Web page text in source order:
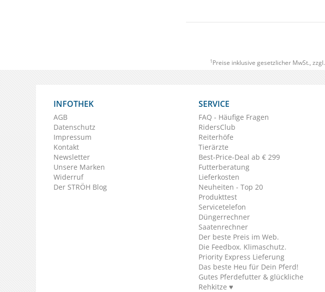
1 Preise inklusive gesetzlicher MwSt., zzgl.
INFOTHEK
AGB
Datenschutz
Impressum
Kontakt
Newsletter
Unsere Marken
Widerruf
Der STRÖH Blog
SERVICE
FAQ - Häufige Fragen
RidersClub
Reiterhöfe
Tierärzte
Best-Price-Deal ab € 299
Futterberatung
Lieferkosten
Neuheiten - Top 20
Produkttest
Servicetelefon
Düngerrechner
Saatenrechner
Der beste Preis im Web.
Die Feedbox. Klimaschutz.
Priority Express Lieferung
Das beste Heu für Dein Pferd!
Gutes Pferdefutter & glückliche
Rehkitze ♥